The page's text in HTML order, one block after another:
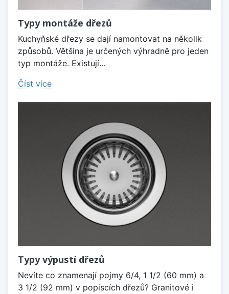
Typy montáže dřezů
Kuchyňské dřezy se dají namontovat na několik
způsobů. Většina je určených výhradně pro jeden
typ montáže. Existují...
Číst více
Typy výpustí dřezů
Nevíte co znamenají pojmy 6/4, 1 1/2 (60 mm) a
3 1/2 (92 mm) v popiscích dřezů? Granitové i